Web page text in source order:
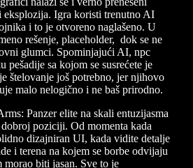
eksplozija. Igra koristi trenutno AI
i to je otvoreno naglašeno. U
rešenje, placeholder, dok se ne
glumci. Spominjajući AI, npc
pešadije sa kojom se susrećete je
štelovanje još potrebno, jer njihovo
malo nelogično i ne baš prirodno.
Panzer elite na skali entuzijasma
poziciji. Od momenta kada
dizajniran UI, kada vidite detalje
i terena na kojem se borbe odvijaju
biti jasan. Sve to je